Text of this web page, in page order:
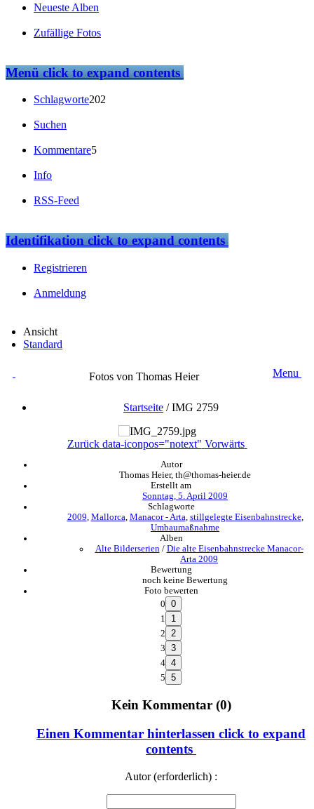
Neueste Alben
Zufällige Fotos
Menüclick to expand contents
Schlagworte202
Suchen
Kommentare5
Info
RSS-Feed
Identifikationclick to expand contents
Registrieren
Anmeldung
Ansicht
Standard
Fotos von Thomas Heier Menu
Startseite /IMG 2759
Zurück data-iconpos="notext" Vorwärts
Autor
Thomas Heier, th@thomas-heier.de
Erstellt am
Sonntag, 5. April 2009
Schlagworte
2009 Mallorca Manacor - Arta stillgelegte Eisenbahnstrecke,
Umbaumaßnahme
Alben
Alte Bilderserien / Die alte Eisenbahnstrecke Manacor-
Arta 2009
Bewertung
noch keine Bewertung
Foto bewerten
0
1
2
3
4
5
Kein Kommentar (0)
Einen Kommentar hinterlassen click to expand
contents
Autor (erforderlich) :